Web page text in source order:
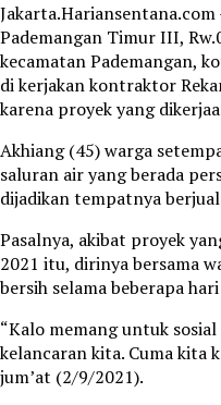
Pademangan Timur III,
kecamatan Pademangan,
di kerjakan kontraktor
karena proyek yang
Akhiang (45) warga
saluran air yang berada
dijadikan tempatnya
Pasalnya, akibat proyek
2021 itu, dirinya bersama
bersih selama beberapa
“Kalo memang untuk
kelancaran kita. Cuma kita
jum’at (2/9/2021).